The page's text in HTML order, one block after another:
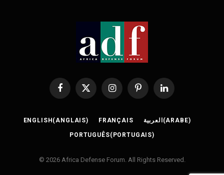
Facebook
X
InstagramPinterestLinkedIn
ENGLISH(ANGLAIS) FRANÇAIS العربية(ARABE)
PORTUGUÊS(PORTUGAIS)
© 2026 Africa Defense Forum. All Rights Reserved.